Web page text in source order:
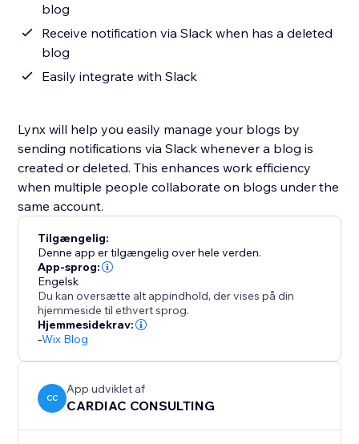
blog
Receive notification via Slack when has a deleted
blog
Easily integrate with Slack
Lynx will help you easily manage your blogs by
sending notifications via Slack whenever a blog is
created or deleted. This enhances work efficiency
when multiple people collaborate on blogs under the
same account.
Tilgængelig:
Denne app er tilgængelig over hele verden.
App-sprog:
Engelsk
Du kan oversætte alt appindhold, der vises på din
hjemmeside til ethvert sprog.
Hjemmesidekrav:
-Wix Blog
CC
App udviklet af
CARDIAC CONSULTING